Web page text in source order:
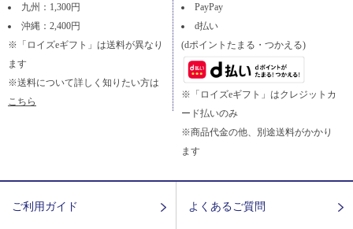
九州：1,300円
沖縄：2,400円
※「ロイズeギフト」は送料が異なり
ます
※送料について詳しく知りたい方は
こちら
PayPay
d払い
(dポイントたまる・つかえる)
※「ロイズeギフト」はクレジットカ
ード払いのみ
※商品代金の他、別途送料がかかり
ます
ご利用ガイド よくあるご質問